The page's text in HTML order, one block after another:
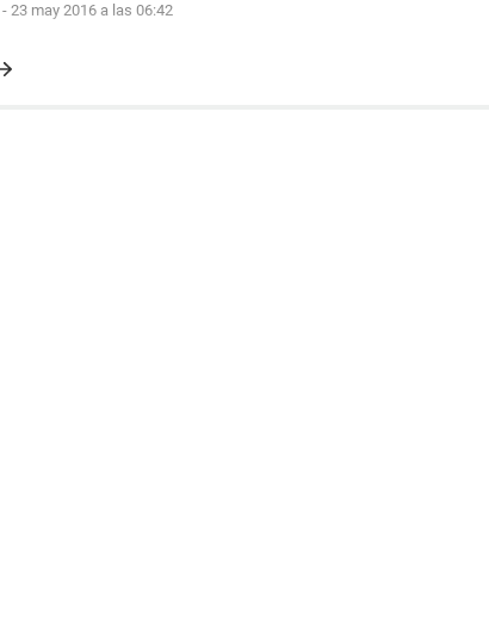
- 23 may 2016 a las 06:42